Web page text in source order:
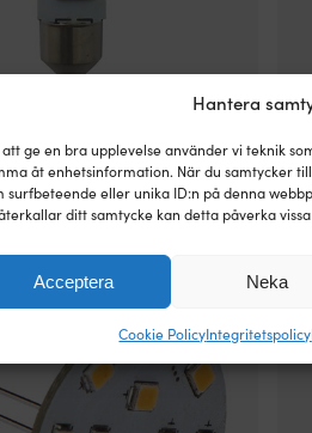
Hantera
att ge en bra upplevelse använder vi teknik
åt enhetsinformation. När du samtycker
surfbeteende eller unika ID:n på denna
ditt samtycke kan detta påverka
Acceptera Neka
Cookie PolicyIntegritetspolicy
Marine, 10 – 36 V DC, 0.6 W,
/ pinol, med varmvitt sken, 2-
1 I LAGER (FLER KAN KÖPAS)
x
pack
119